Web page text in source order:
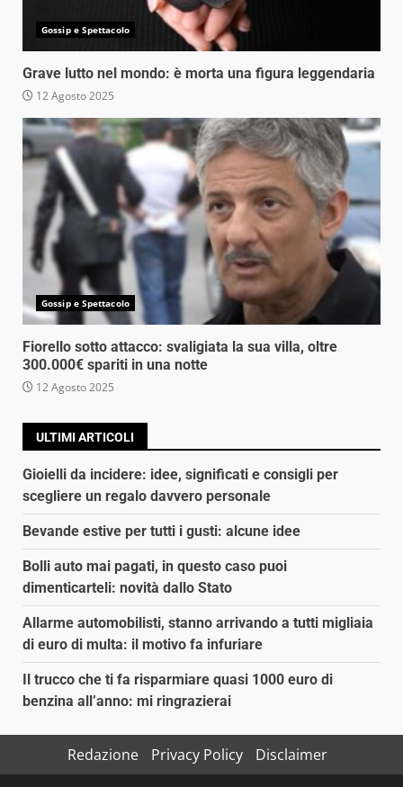
Gossip e Spettacolo
Grave lutto nel mondo: è morta una figura leggendaria
12 Agosto 2025
Gossip e Spettacolo
Fiorello sotto attacco: svaligiata la sua villa, oltre
300.000€ spariti in una notte
12 Agosto 2025
ULTIMI ARTICOLI
Gioielli da incidere: idee, significati e consigli per
scegliere un regalo davvero personale
Bevande estive per tutti i gusti: alcune idee
Bolli auto mai pagati, in questo caso puoi
dimenticarteli: novità dallo Stato
Allarme automobilisti, stanno arrivando a tutti migliaia
di euro di multa: il motivo fa infuriare
Il trucco che ti fa risparmiare quasi 1000 euro di
benzina all’anno: mi ringrazierai
Redazione Privacy Policy
Disclaimer